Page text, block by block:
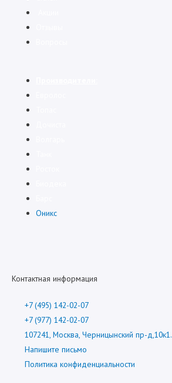
Оникс
Контактная информация
+7 (495) 142-02-07
+7 (977) 142-02-07
107241, Москва, Черницынский пр-д,10к1.
Напишите письмо
Политика конфиденциальности